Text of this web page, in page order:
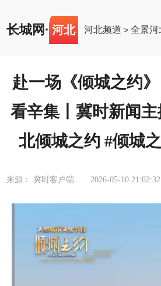
长城网 · 河北 河北频道 >全景河
赴一场《倾城之约
看辛集丨冀时新闻
北倾城之约 #倾城
来源： 冀时客户端 2026-05-10 21:02:32